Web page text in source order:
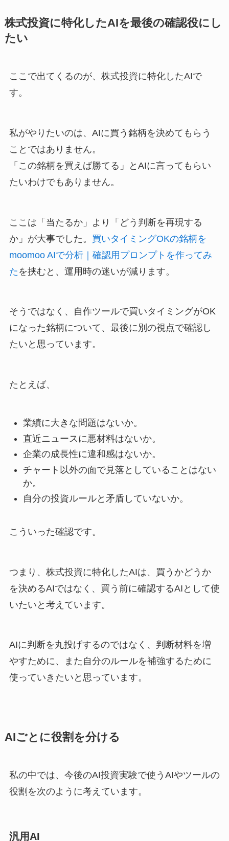
株式投資に特化したAIを最後の確認役にし
たい
ここで出てくるのが、株式投資に特化したAIで
す。
私がやりたいのは、AIに買う銘柄を決めてもらう
ことではありません。
「この銘柄を買えば勝てる」とAIに言ってもらい
たいわけでもありません。
ここは「当たるか」より「どう判断を再現する
か」が大事でした。 買いタイミングOKの銘柄を
moomoo AIで分析｜確認用プロンプトを作ってみ
た を挟むと、運用時の迷いが減ります。
そうではなく、自作ツールで買いタイミングがOK
になった銘柄について、最後に別の視点で確認し
たいと思っています。
たとえば、
業績に大きな問題はないか。
直近ニュースに悪材料はないか。
企業の成長性に違和感はないか。
チャート以外の面で見落としていることはない
か。
自分の投資ルールと矛盾していないか。
こういった確認です。
つまり、株式投資に特化したAIは、買うかどうか
を決めるAIではなく、買う前に確認するAIとして使
いたいと考えています。
AIに判断を丸投げするのではなく、判断材料を増
やすために、また自分のルールを補強するために
使っていきたいと思っています。
AIごとに役割を分ける
私の中では、今後のAI投資実験で使うAIやツールの
役割を次のように考えています。
汎用AI